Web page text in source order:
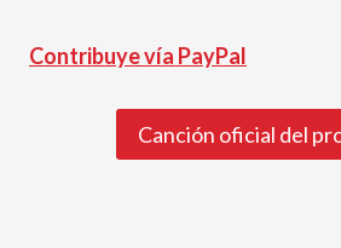
Contribuye vía PayPal
Canción oficial del